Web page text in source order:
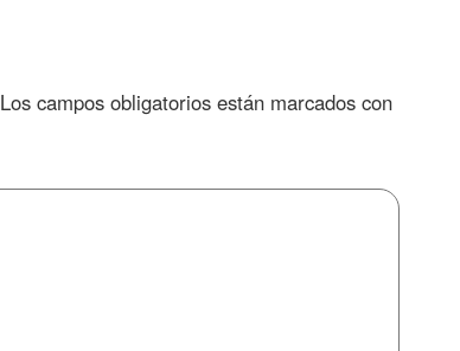
Los campos obligatorios están marcados con